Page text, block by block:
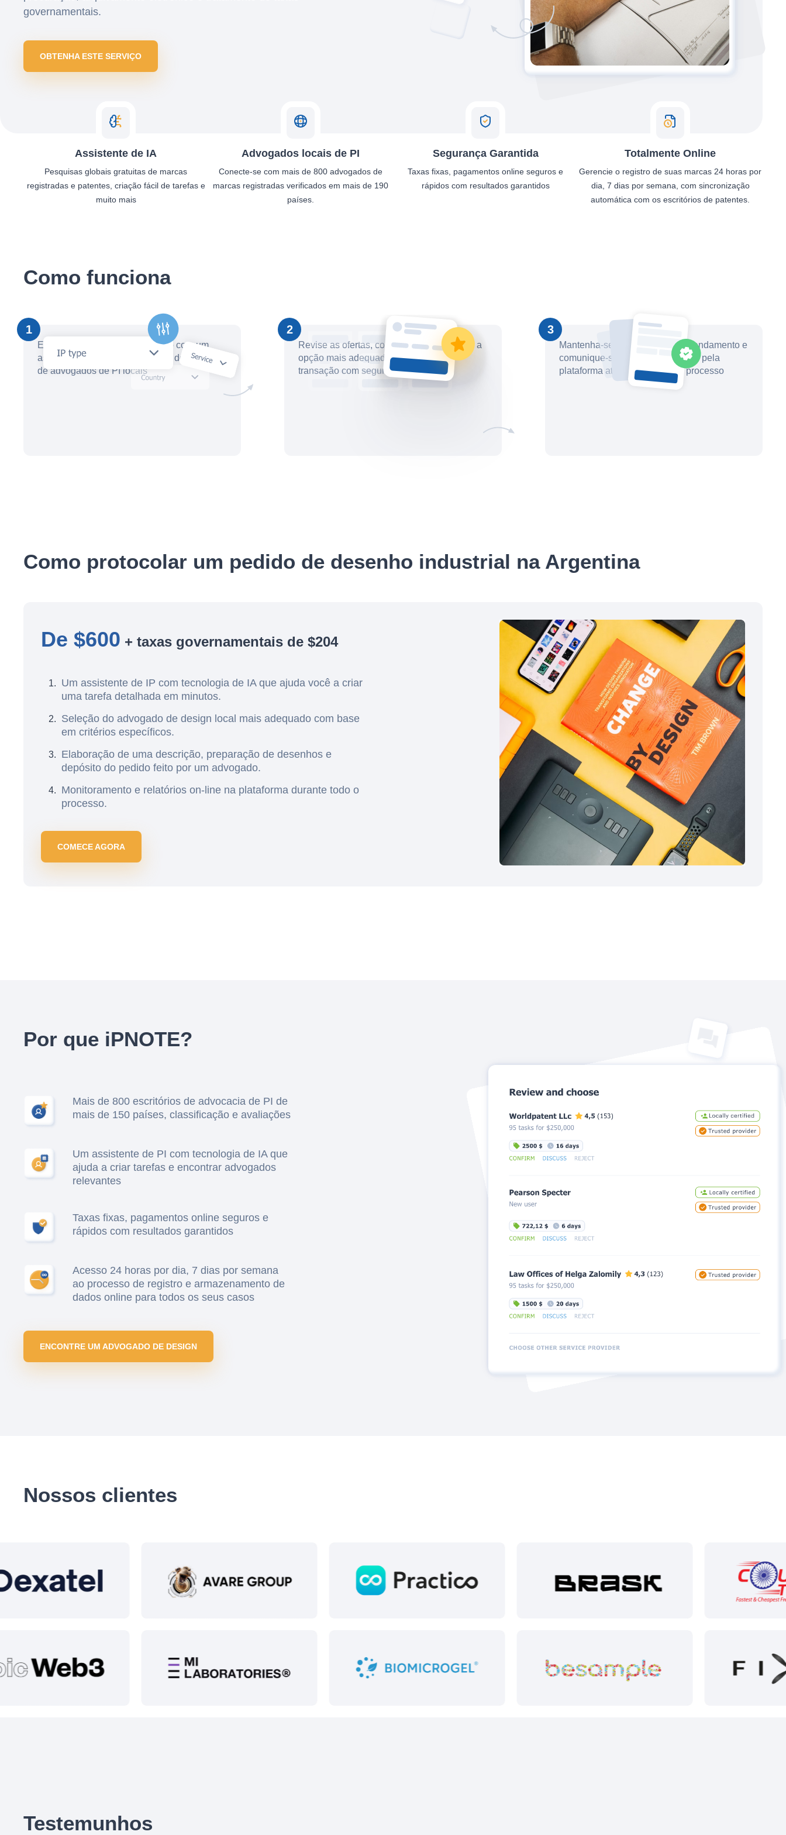
governamentais.
OBTENHA ESTE SERVIÇO
Assistente de IA
Pesquisas globais gratuitas de marcas
registradas e patentes, criação fácil de tarefas e
muito mais
Advogados locais de PI
Conecte-se com mais de 800 advogados de
marcas registradas verificados em mais de 190
países.
Segurança Garantida
Taxas fixas, pagamentos online seguros e
rápidos com resultados garantidos
Totalmente Online
Gerencie o registro de suas marcas 24 horas por
dia, 7 dias por semana, com sincronização
automática com os escritórios de patentes.
Como funciona
1
Em minutos, crie uma solicitação com um
assistente de IA e receba ofertas de dezenas
de advogados de PI locais
2
Revise as ofertas, compare-as e selecione a
opção mais adequada. Conclua sua
transação com segurança
3
Mantenha-se informado sobre o andamento e
comunique-se com seu advogado pela
plataforma até a conclusão do processo
Como protocolar um pedido de desenho industrial na Argentina
De $600 + taxas governamentais de $204
Um assistente de IP com tecnologia de IA que ajuda você a criar
uma tarefa detalhada em minutos.
Seleção do advogado de design local mais adequado com base
em critérios específicos.
Elaboração de uma descrição, preparação de desenhos e
depósito do pedido feito por um advogado.
Monitoramento e relatórios on-line na plataforma durante todo o
processo.
COMECE AGORA
Por que iPNOTE?
Mais de 800 escritórios de advocacia de PI de
mais de 150 países, classificação e avaliações
Um assistente de PI com tecnologia de IA que
ajuda a criar tarefas e encontrar advogados
relevantes
Taxas fixas, pagamentos online seguros e
rápidos com resultados garantidos
Acesso 24 horas por dia, 7 dias por semana
ao processo de registro e armazenamento de
dados online para todos os seus casos
ENCONTRE UM ADVOGADO DE DESIGN
Nossos clientes
Testemunhos